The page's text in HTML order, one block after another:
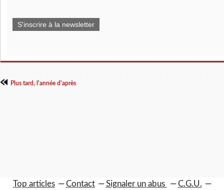
S'inscrire à la newsletter
Plus tard, l'année d'après
Top articles Contact Signaler un abus
C.G.U.